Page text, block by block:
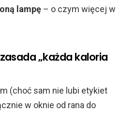
lampę – o czym więcej w
„każda kaloria
(choć sam nie lubi etykiet
w oknie od rana do